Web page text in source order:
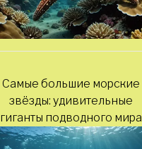
Самые большие морские
звёзды: удивительные
гиганты подводного мира